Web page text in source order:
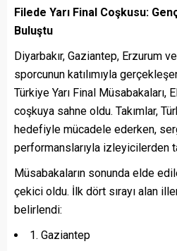
Filede Yarı Final Coşkusu:
Buluştu
Diyarbakır, Gaziantep, Erzurum
sporcunun katılımıyla
Türkiye Yarı Final Müsabakaları,
coşkuya sahne oldu. Takımlar,
hedefiyle mücadele ederken,
performanslarıyla izleyicilerden
Müsabakaların sonunda elde
çekici oldu. İlk dört sırayı alan
belirlendi:
1. Gaziantep